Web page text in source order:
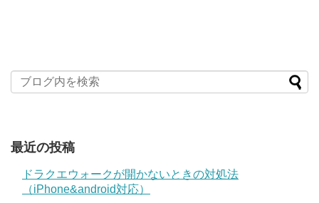
最近の投稿
ドラクエウォークが開かないときの対処法
（iPhone&android対応）